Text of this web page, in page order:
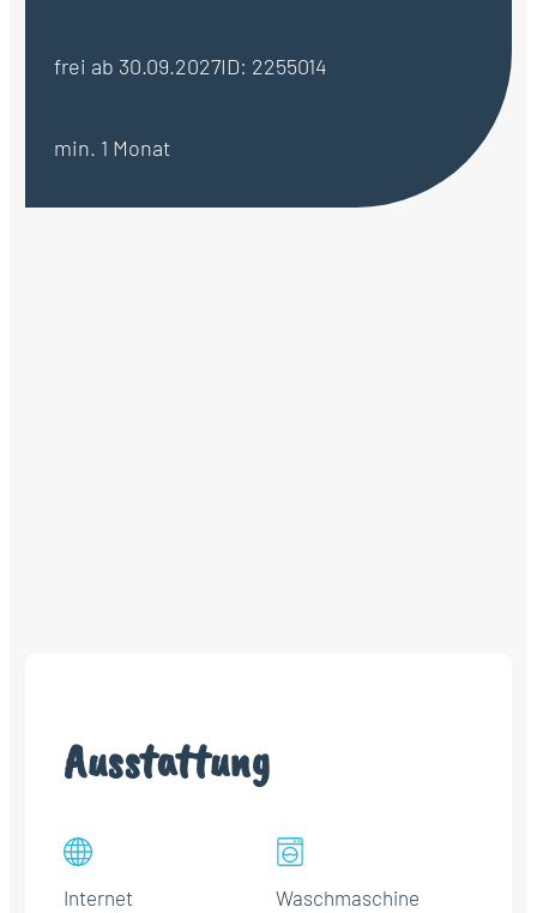
frei ab 30.09.2027ID: 2255014
min. 1 Monat
Ausstattung
Internet Waschmaschine